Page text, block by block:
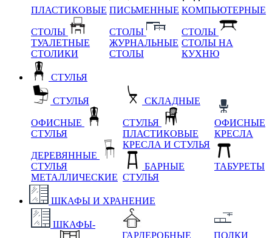
ПЛАСТИКОВЫЕ
СТОЛЫ
ТУАЛЕТНЫЕ
СТОЛИКИ
ПИСЬМЕННЫЕ
СТОЛЫ
ЖУРНАЛЬНЫЕ
СТОЛЫ
КОМПЬЮТЕРНЫЕ
СТОЛЫ
СТОЛЫ НА
КУХНЮ
СТУЛЬЯ
СТУЛЬЯ
ОФИСНЫЕ
СТУЛЬЯ
ДЕРЕВЯННЫЕ
СТУЛЬЯ
МЕТАЛЛИЧЕСКИЕ
СКЛАДНЫЕ
СТУЛЬЯ
ПЛАСТИКОВЫЕ
КРЕСЛА И СТУЛЬЯ
БАРНЫЕ
СТУЛЬЯ
ОФИСНЫЕ
КРЕСЛА
ТАБУРЕТЫ
ШКАФЫ И ХРАНЕНИЕ
ШКАФЫ-
ГАРДЕРОБНЫЕ
ПОЛКИ